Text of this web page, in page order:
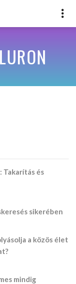
Takarítás és
sikerében
a közös élet
mindig